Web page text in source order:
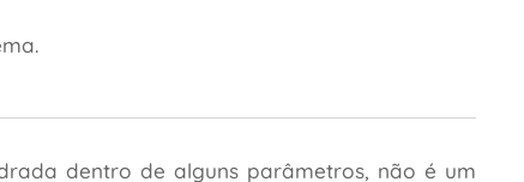
dentro de alguns parâmetros, não é um